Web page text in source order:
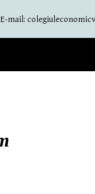
Skip
E-mail: